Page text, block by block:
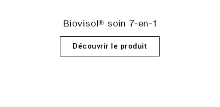
Biovisol® soin 7-en-1
Découvrir le produit